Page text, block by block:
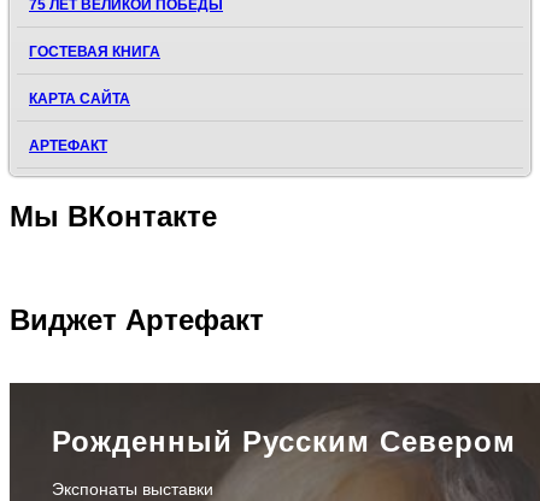
75 ЛЕТ ВЕЛИКОЙ ПОБЕДЫ
ГОСТЕВАЯ КНИГА
КАРТА САЙТА
АРТЕФАКТ
Мы ВКонтакте
Виджет Артефакт
Рожденный Русским Севером
Экспонаты выставки